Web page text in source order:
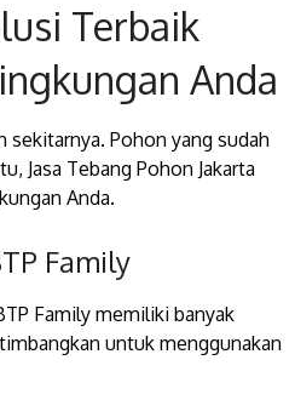
Terbaik
Anda
Pohon yang sudah
Jasa Tebang Pohon Jakarta
Anda.
Family
Family memiliki banyak
untuk menggunakan